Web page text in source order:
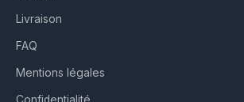
Livraison
FAQ
Mentions légales